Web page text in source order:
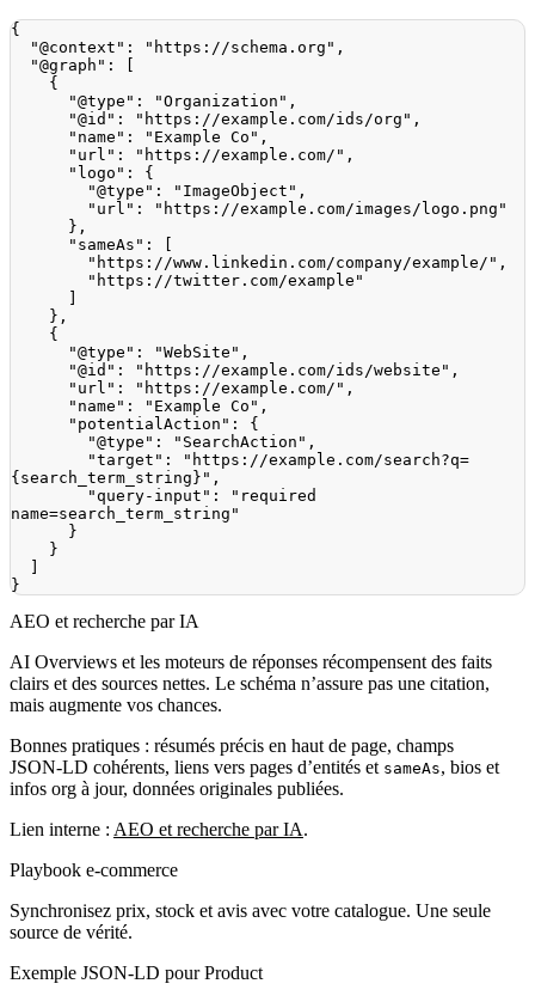
{
"@context" : "https://schema.org" ,
"@graph" :
[
{
"@type" : "Organization" ,
"@id" : "https://example.com/ids/org" ,
"name" : "Example Co" ,
"url" : "https://example.com/" ,
"logo" :
{
"@type" : "ImageObject" ,
"url" :
"https://example.com/images/logo.png"
} ,
"sameAs" :
[
"https://www.linkedin.com/company/example/" ,
"https://twitter.com/example"
]
} ,
{
"@type" : "WebSite" ,
"@id" : "https://example.com/ids/website" ,
"url" : "https://example.com/" ,
"name" : "Example Co" ,
"potentialAction" :
{
"@type" : "SearchAction" ,
"target" :
"https://example.com/search?q=
{search_term_string}" ,
"query-input" :
"required
name=search_term_string"
}
}
]
}
AEO et recherche par IA
AI Overviews et les moteurs de réponses récompensent des faits
clairs et des sources nettes. Le schéma n’assure pas une citation,
mais augmente vos chances.
Bonnes pratiques : résumés précis en haut de page, champs
JSON‑LD cohérents, liens vers pages d’entités et sameAs, bios et
infos org à jour, données originales publiées.
Lien interne : AEO et recherche par IA.
Playbook e‑commerce
Synchronisez prix, stock et avis avec votre catalogue. Une seule
source de vérité.
Exemple JSON‑LD pour Product